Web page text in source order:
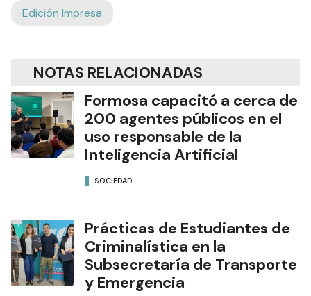
Edición Impresa
NOTAS RELACIONADAS
Formosa capacitó a cerca de
200 agentes públicos en el
uso responsable de la
Inteligencia Artificial
SOCIEDAD
Prácticas de Estudiantes de
Criminalística en la
Subsecretaría de Transporte
y Emergencia